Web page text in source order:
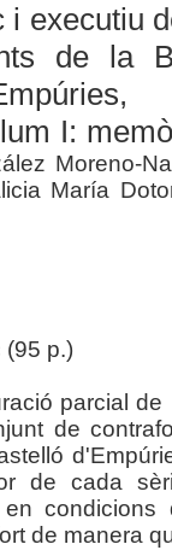
i executiu
de la
I:
Moreno-
María
(95 p.)
parcial
de
de cada
de manera